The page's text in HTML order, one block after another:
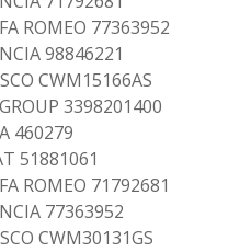
ROMEO 77363952
98846221
CWM15166AS
3398201400
460279
51881061
ROMEO 71792681
77363952
CWM30131GS